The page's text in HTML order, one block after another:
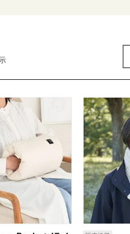
ル雑貨
・シーリングファン
サリー・消耗品